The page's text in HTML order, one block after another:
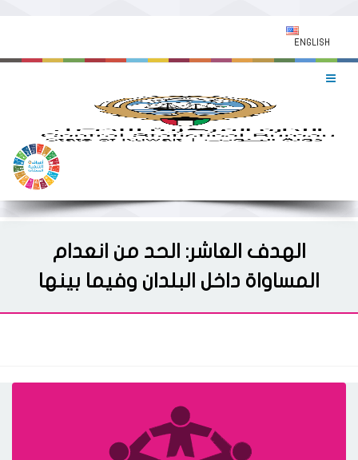
ENGLISH
الهدف العاشر: الحد من انعدام
المساواة داخل البلدان وفيما بينها